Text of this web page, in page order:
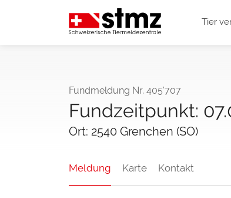
Tier
Fundmeldung Nr. 405'707
Fundzeitpunkt:
Ort: 2540 Grenchen (SO)
Meldung Karte Kontakt